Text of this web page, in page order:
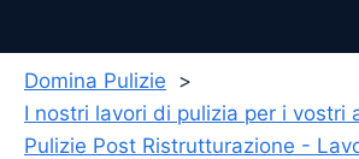
Domina Pulizie
I nostri lavori di pulizia per i vostri
Pulizie Post Ristrutturazione -